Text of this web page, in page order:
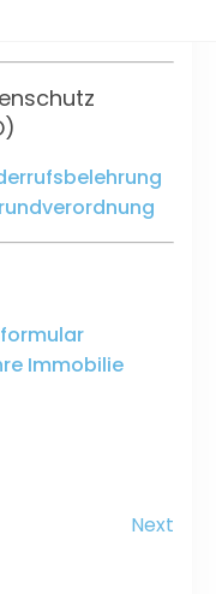
Immobilie
Next